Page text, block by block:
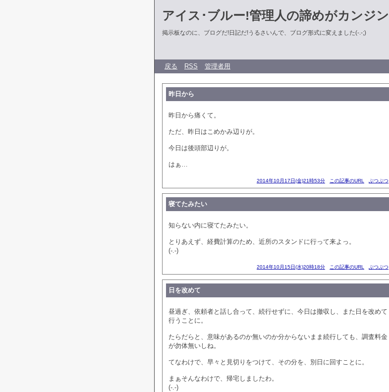
アイス･ブルー!管理人の諦めがカンジン
掲示板なのに、ブログだ!日記だ!うるさいんで、ブログ形式に変えました(-.-;)
戻る RSS 管理者用
昨日から
昨日から痛くて。
ただ、昨日はこめかみ辺りが。
今日は後頭部辺りが。
はぁ…
2014年10月17日(金)21時53分 この記事のURL ぶつぶつ
寝てたみたい
知らない内に寝てたみたい。
とりあえず、経費計算のため、近所のスタンドに行って来よっ。
(-.-)
2014年10月15日(水)20時18分 この記事のURL ぶつぶつ
日を改めて
昼過ぎ、依頼者と話し合って、続行せずに、今日は撤収し、また日を改めて
行うことに。
たらだらと、意味があるのか無いのか分からないまま続行しても、調査料金
が勿体無いしね。
てなわけで、早々と見切りをつけて、その分を、別日に回すことに。
まぁそんなわけで、帰宅しましたわ。
(-.-)